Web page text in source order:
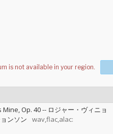
Mine, Op. 40-- ロジャー・ヴィニョ
ンソン
wav,flac,alac: